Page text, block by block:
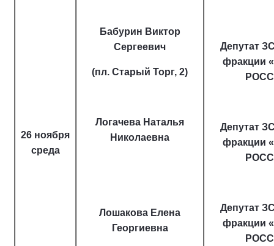
26 ноября
среда
Бабурин Виктор
Сергеевич
(пл. Старый Торг, 2)
Логачева Наталья
Николаевна
Лошакова Елена
Георгиевна
Депутат
фракции
Депутат
фракции
Депутат
фракции